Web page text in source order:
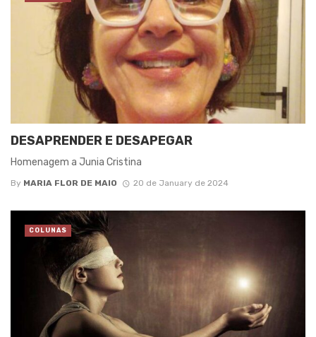
DESAPRENDER E DESAPEGAR
Homenagem a Junia Cristina
By MARIA FLOR DE MAIO 20 de January de 2024
COLUNAS